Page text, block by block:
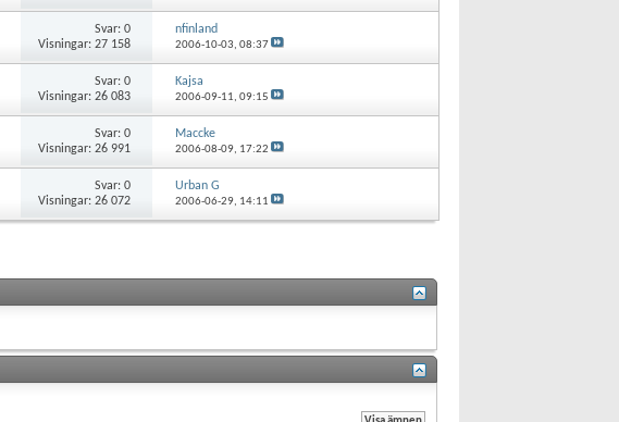
Svar:0
Visningar: 27 158
nfinland
2006-10-03, 08:37
Svar:0
Visningar: 26 083
Kajsa
2006-09-11, 09:15
Svar:0
Visningar: 26 991
Maccke
2006-08-09, 17:22
Svar:0
Visningar: 26 072
Urban G
2006-06-29, 14:11